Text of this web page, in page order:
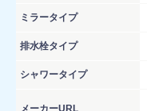
ミラータイプ
排水栓タイプ
シャワータイプ
メーカーURL